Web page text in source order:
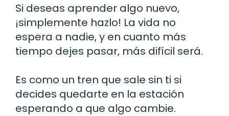
Si deseas aprender algo nuevo,
¡simplemente hazlo! La vida no
espera a nadie, y en cuanto más
tiempo dejes pasar, más difícil será.
Es como un tren que sale sin ti si
decides quedarte en la estación
esperando a que algo cambie.